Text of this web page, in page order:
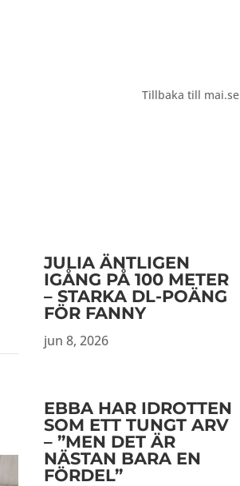
Tillbaka till mai.se
JULIA ÄNTLIGEN
IGÅNG PÅ 100 METER
– STARKA DL-POÄNG
FÖR FANNY
jun 8, 2026
EBBA HAR IDROTTEN
SOM ETT TUNGT ARV
– ”MEN DET ÄR
NÄSTAN BARA EN
FÖRDEL”